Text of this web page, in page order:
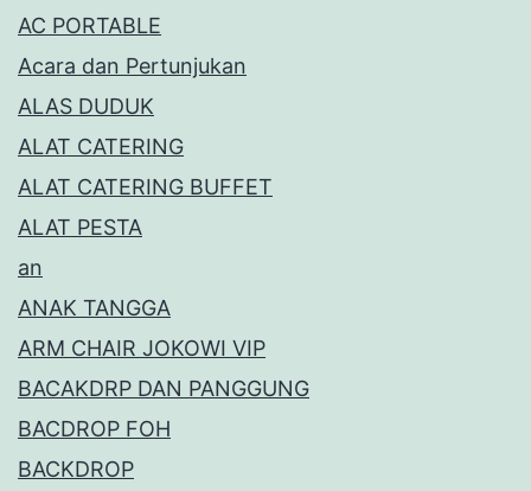
AC PORTABLE
Acara dan Pertunjukan
ALAS DUDUK
ALAT CATERING
ALAT CATERING BUFFET
ALAT PESTA
an
ANAK TANGGA
ARM CHAIR JOKOWI VIP
BACAKDRP DAN PANGGUNG
BACDROP FOH
BACKDROP